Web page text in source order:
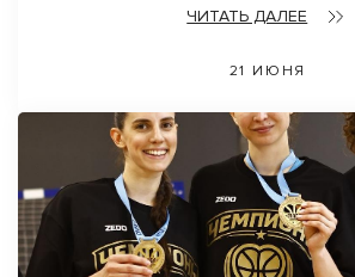
ЧИТАТЬ ДАЛЕЕ
21 ИЮНЯ